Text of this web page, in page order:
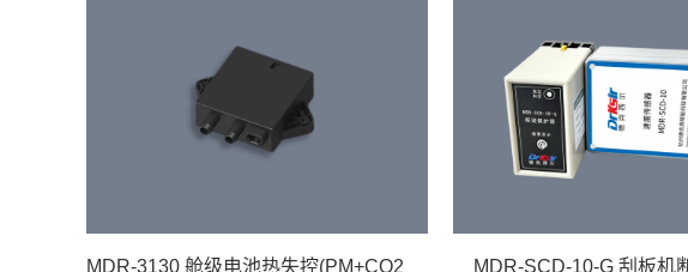
MDR-SCD-10-G 刮板机